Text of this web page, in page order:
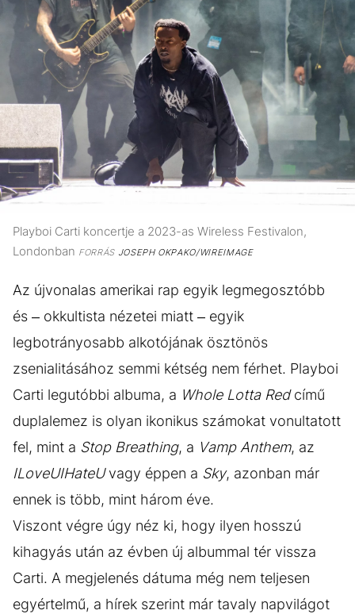
Playboi Carti koncertje a 2023-as Wireless Festivalon,
Londonban FORRÁSJOSEPH OKPAKO/WIREIMAGE
Az újvonalas amerikai rap egyik legmegosztóbb
és – okkultista nézetei miatt – egyik
legbotrányosabb alkotójának ösztönös
zsenialitásához semmi kétség nem férhet. Playboi
Carti legutóbbi albuma, a Whole Lotta Redcímű
duplalemez is olyan ikonikus számokat vonultatott
fel, mint a Stop Breathing, a Vamp Anthem, az
ILoveUIHateUvagy éppen a Sky, azonban már
ennek is több, mint három éve.
Viszont végre úgy néz ki, hogy ilyen hosszú
kihagyás után az évben új albummal tér vissza
Carti. A megjelenés dátuma még nem teljesen
egyértelmű, a hírek szerint már tavaly napvilágot